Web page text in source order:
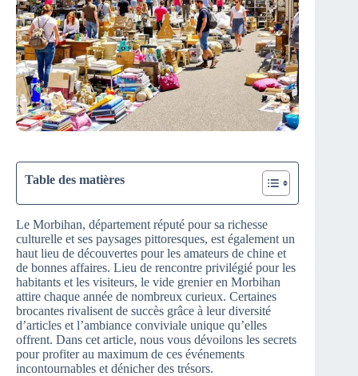
Table des matières
Le Morbihan, département réputé pour sa richesse
culturelle et ses paysages pittoresques, est également un
haut lieu de découvertes pour les amateurs de chine et
de bonnes affaires. Lieu de rencontre privilégié pour les
habitants et les visiteurs, le vide grenier en Morbihan
attire chaque année de nombreux curieux. Certaines
brocantes rivalisent de succès grâce à leur diversité
d’articles et l’ambiance conviviale unique qu’elles
offrent. Dans cet article, nous vous dévoilons les secrets
pour profiter au maximum de ces événements
incontournables et dénicher des trésors.